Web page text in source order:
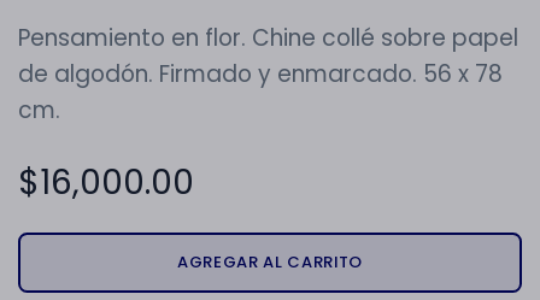
Pensamiento en flor. Chine collé sobre papel
de algodón. Firmado y enmarcado. 56 x 78
cm.
$16,000.00
AGREGAR AL CARRITO